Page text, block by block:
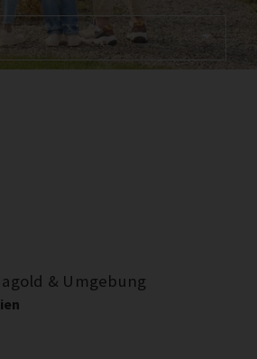
& Umgebung